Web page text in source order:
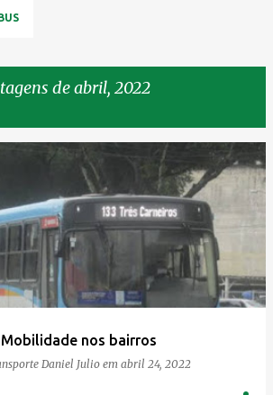
de abril, 2022
nos bairros
Daniel Julio em abril 24, 2022